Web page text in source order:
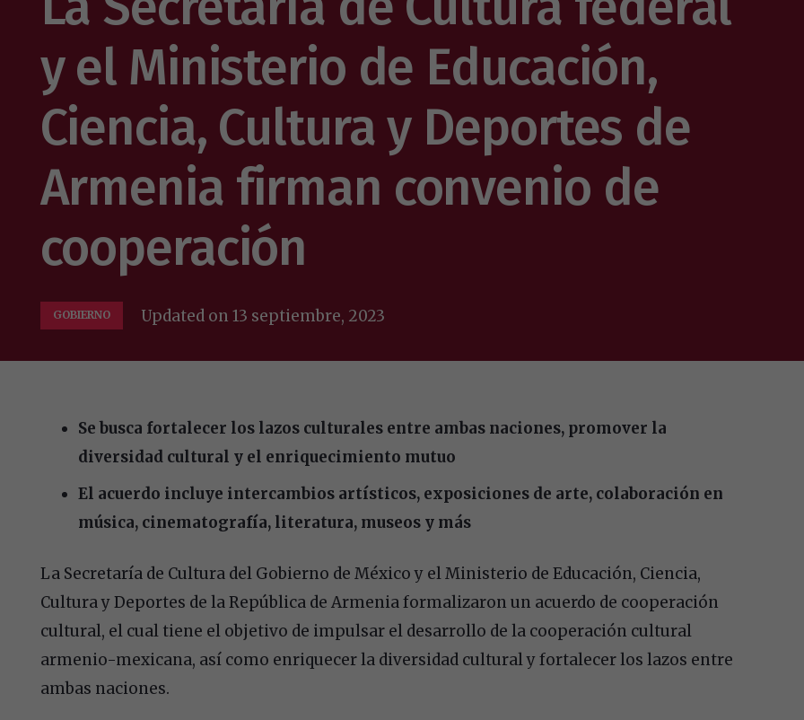
y el Ministerio de Educación,
Ciencia, Cultura y Deportes de
Armenia firman convenio de
cooperación
GOBIERNO Updated on13 septiembre, 2023
Se busca fortalecer los lazos culturales entre ambas naciones, promover la
diversidad cultural y el enriquecimiento mutuo
El acuerdo incluye intercambios artísticos, exposiciones de arte, colaboración en
música, cinematografía, literatura, museos y más
La Secretaría de Cultura del Gobierno de México y el Ministerio de Educación, Ciencia,
Cultura y Deportes de la República de Armenia formalizaron un acuerdo de cooperación
cultural, el cual tiene el objetivo de impulsar el desarrollo de la cooperación cultural
armenio-mexicana, así como enriquecer la diversidad cultural y fortalecer los lazos entre
ambas naciones.